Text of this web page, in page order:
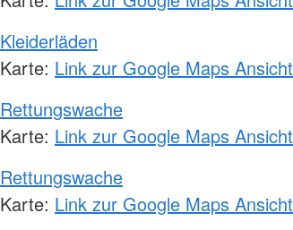
Kleiderläden
Karte: Link zur Google Maps Ansicht
Rettungswache
Karte: Link zur Google Maps Ansicht
Rettungswache
Karte: Link zur Google Maps Ansicht